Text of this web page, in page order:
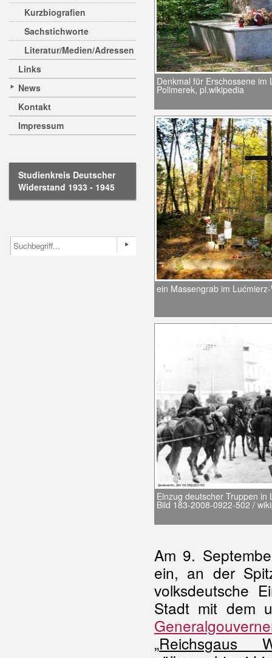
Kurzbiografien
Sachstichworte
Literatur/Medien/Adressen
Links
News
Kontakt
Impressum
Studienkreis Deutscher
Widerstand 1933 - 1945
Denkmal für Erschossene im
Polimerek, pl.wikipedia
ein Massengrab im
Einzug deutscher Truppen in
Bild 183-2008-0922-502 /
Am 9.
ein, an der
volksdeutsche
Stadt mit dem
„Reichsgaus